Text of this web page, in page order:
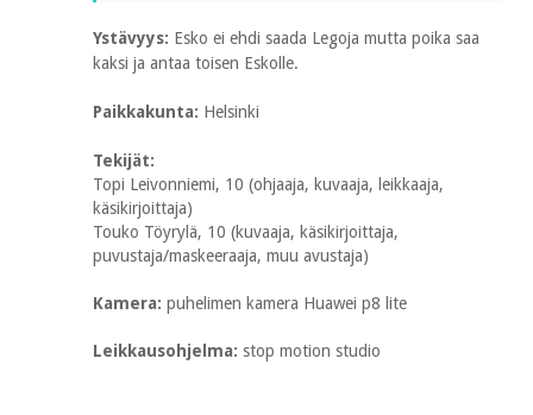
Ystävyys: Esko ei ehdi saada Legoja mutta poika saa
kaksi ja antaa toisen Eskolle.
Paikkakunta: Helsinki
Tekijät:
Topi Leivonniemi, 10 (ohjaaja, kuvaaja, leikkaaja,
käsikirjoittaja)
Touko Töyrylä, 10 (kuvaaja, käsikirjoittaja,
puvustaja/maskeeraaja, muu avustaja)
Kamera: puhelimen kamera Huawei p8 lite
Leikkausohjelma: stop motion studio